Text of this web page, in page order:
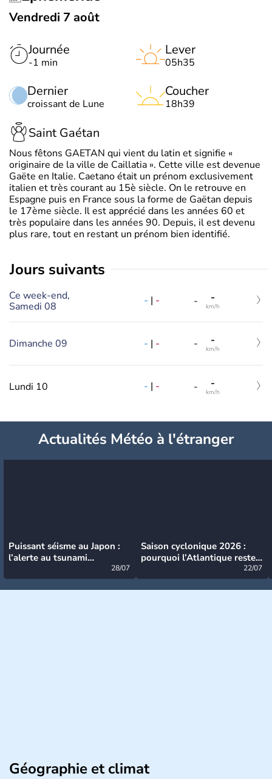
Vendredi 7 août
Journée
-1 min
Dernier
croissant de Lune
Lever
05h35
Coucher
18h39
Saint Gaétan
Nous fêtons GAETAN qui vient du latin et signifie «
originaire de la ville de Caillatia ». Cette ville est devenue
Gaëte en Italie. Caetano était un prénom exclusivement
italien et très courant au 15è siècle. On le retrouve en
Espagne puis en France sous la forme de Gaëtan depuis
le 17ème siècle. Il est apprécié dans les années 60 et
très populaire dans les années 90. Depuis, il est devenu
plus rare, tout en restant un prénom bien identifié.
jours suivants
Ce week-end,
Samedi 08
- | - - -
km/h
Dimanche 09 - | - - -
km/h
Lundi 10 - | - - -
km/h
Actualités Météo à l'étranger
Puissant séisme au Japon :
l’alerte au tsunami
28/07
Saison cyclonique 2026 :
pourquoi l’Atlantique reste
22/07
Géographie et climat